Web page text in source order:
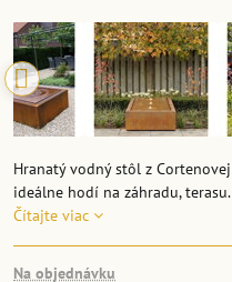
Hranatý vodný stôl z
ideálne hodí na záhradu,
Čítajte viac
Na objednávku